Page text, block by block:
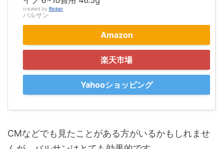
created by Rinker
バルサン
Amazon
楽天市場
Yahooショッピング
CMなどでも見たことがある方がいるかもしれませ